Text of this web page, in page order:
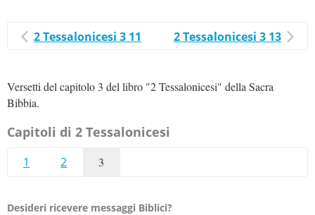
2 Tessalonicesi 3 11 2 Tessalonicesi 3 13
Versetti del capitolo 3 del libro "2 Tessalonicesi" della Sacra
Bibbia.
Capitoli di 2 Tessalonicesi
1 2 3
Desideri ricevere messaggi Biblici?